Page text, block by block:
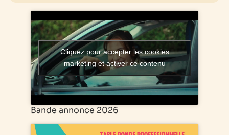
Cliquez pour accepter les cookies
marketing et activer ce contenu
Bande annonce 2026